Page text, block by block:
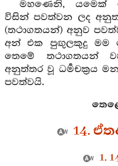
මහණෙනි, යමෙක්
විසින් පවත්වන ලද
(තථාගතයන්) අනුව
අන් එක පුඟුලකුදු මම
තෙමේ තථාගතයන්
අනුත්තර වූ ධර්‍මචක්‍රය
පවත්වයි.
14.
1.